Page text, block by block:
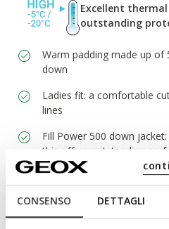
CONSENSO DETTAGLI
Excellent
outstanding
Warm padding made up of
down
Ladies fit: a comfortable
lines
Fill Power 500 down
this offers outstanding
environments. It is ideal
Two-way zip and snap